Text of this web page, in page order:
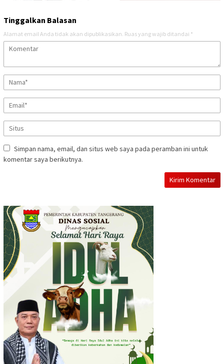
Tinggalkan Balasan
Alamat email Anda tidak akan dipublikasikan. Ruas yang wajib ditandai *
Simpan nama, email, dan situs web saya pada peramban ini untuk
komentar saya berikutnya.